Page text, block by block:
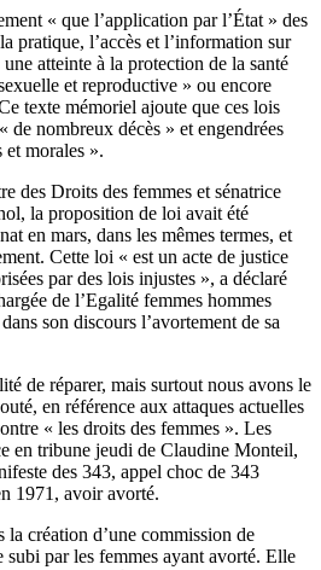
« que l’application par l’État » des
pratique, l’accès et l’information sur
atteinte à la protection de la santé
et reproductive » ou encore
texte mémoriel ajoute que ces lois
de nombreux décès » et engendrées
et morales ».
des Droits des femmes et sénatrice
la proposition de loi avait été
en mars, dans les mêmes termes, et
Cette loi « est un acte de justice
par des lois injustes », a déclaré
de l’Egalité femmes hommes
son discours l’avortement de sa
de réparer, mais surtout nous avons le
en référence aux attaques actuelles
« les droits des femmes ». Les
en tribune jeudi de Claudine Monteil,
des 343, appel choc de 343
1971, avoir avorté.
création d’une commission de
subi par les femmes ayant avorté. Elle